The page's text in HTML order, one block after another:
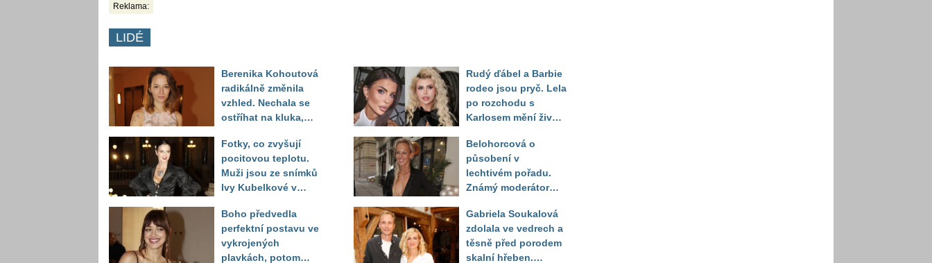
Reklama:
LIDÉ
Berenika Kohoutová
radikálně změnila
vzhled. Nechala se
ostříhat na kluka,
překvapily
Fotky, co zvyšují
pocitovou teplotu.
Muži jsou ze snímků
Ivy Kubelkové v
Boho předvedla
perfektní postavu ve
vykrojených
plavkách, potom
Rudý ďábel a Barbie
rodeo jsou pryč. Lela
po rozchodu s
Karlosem mění život i
Sandeva
Belohorcová o
působení v
lechtivém pořadu.
Známý moderátor
sledoval pod dekou
Gabriela Soukalová
zdolala ve vedrech a
těsně před porodem
skalní hřeben.